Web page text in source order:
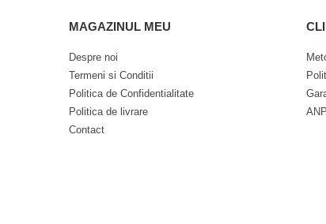
MAGAZINUL MEU
Despre noi
Termeni si Conditii
Politica de Confidentialitate
Politica de livrare
Contact